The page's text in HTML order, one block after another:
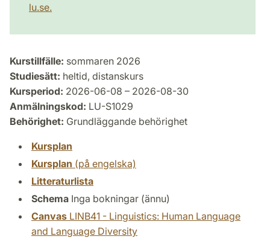
lu.se.
Kurstillfälle: sommaren 2026
Studiesätt: heltid, distanskurs
Kursperiod: 2026-06-08 – 2026-08-30
Anmälningskod: LU-S1029
Behörighet: Grundläggande behörighet
Kursplan
Kursplan (på engelska)
Litteraturlista
Schema Inga bokningar (ännu)
Canvas LINB41 - Linguistics: Human Language
and Language Diversity